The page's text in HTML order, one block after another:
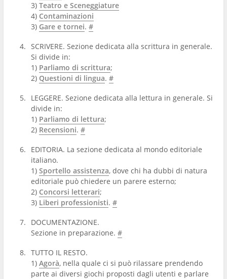
3) Teatro e Sceneggiature
4) Contaminazioni
3) Gare e tornei. #
SCRIVERE. Sezione dedicata alla scrittura in generale.
Si divide in:
1) Parliamo di scrittura;
2) Questioni di lingua. #
LEGGERE. Sezione dedicata alla lettura in generale. Si
divide in:
1) Parliamo di lettura;
2) Recensioni. #
EDITORIA. La sezione dedicata al mondo editoriale
italiano.
1) Sportello assistenza, dove chi ha dubbi di natura
editoriale può chiedere un parere esterno;
2) Concorsi letterari;
3) Liberi professionisti. #
DOCUMENTAZIONE.
Sezione in preparazione. #
TUTTO IL RESTO.
1) Agorà, nella quale ci si può rilassare prendendo
parte ai diversi giochi proposti dagli utenti e parlare